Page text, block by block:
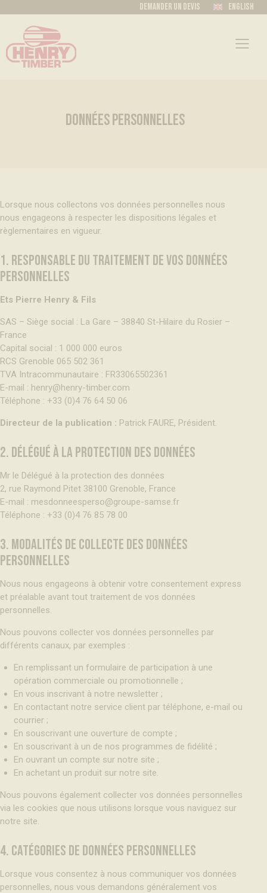
Demander un devis English
DONNÉES PERSONNELLES
Lorsque nous collectons vos données personnelles nous
nous engageons à respecter les dispositions légales et
règlementaires en vigueur.
1. RESPONSABLE DU TRAITEMENT DE VOS DONNÉES
PERSONNELLES
Ets Pierre Henry & Fils
SAS – Siège social : La Gare – 38840 St-Hilaire du Rosier –
France
Capital social : 1 000 000 euros
RCS Grenoble 065 502 361
TVA Intracommunautaire : FR33065502361
E-mail : henry@henry-timber.com
Téléphone : +33 (0)4 76 64 50 06
Directeur de la publication : Patrick FAURE, Président.
2. DÉLÉGUÉ À LA PROTECTION DES DONNÉES
Mr le Délégué à la protection des données
2, rue Raymond Pitet 38100 Grenoble, France
E-mail : mesdonneesperso@groupe-samse.fr
Téléphone : +33 (0)4 76 85 78 00
3. MODALITÉS DE COLLECTE DES DONNÉES
PERSONNELLES
Nous nous engageons à obtenir votre consentement express
et préalable avant tout traitement de vos données
personnelles.
Nous pouvons collecter vos données personnelles par
différents canaux, par exemples :
En remplissant un formulaire de participation à une
opération commerciale ou promotionnelle ;
En vous inscrivant à notre newsletter ;
En contactant notre service client par téléphone, e-mail ou
courrier ;
En souscrivant une ouverture de compte ;
En souscrivant à un de nos programmes de fidélité ;
En ouvrant un compte sur notre site ;
En achetant un produit sur notre site.
Nous pouvons également collecter vos données personnelles
via les cookies que nous utilisons lorsque vous naviguez sur
notre site.
4. CATÉGORIES DE DONNÉES PERSONNELLES
Lorsque vous consentez à nous communiquer vos données
personnelles, nous vous demandons généralement vos